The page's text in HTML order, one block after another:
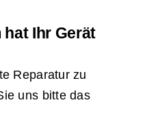
Ihr Gerät
Reparatur zu
uns bitte das